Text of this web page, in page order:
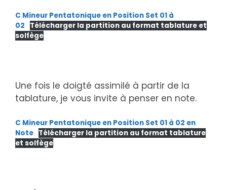
C Mineur Pentatonique en Position Set 01 à
02
Télécharger la partition au format tablature et
solfège
Une fois le doigté assimilé à partir de la
tablature, je vous invite à penser en note.
C Mineur Pentatonique en Position Set 01 à 02 en
Note Télécharger la partition au format tablature
et solfège